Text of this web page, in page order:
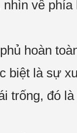
về
hoàn
biệt là sự
trống, đó